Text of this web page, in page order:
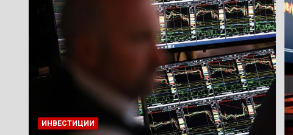
ИНВЕСТИЦИИ